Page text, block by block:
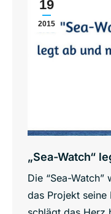
19
2015
„Sea-Watch“
Die “Sea-
das Projekt